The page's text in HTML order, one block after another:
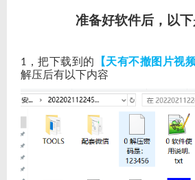
准备好软件后，以
1 ，把下载到的 【天有不撤图片视频
解压后有以下内容